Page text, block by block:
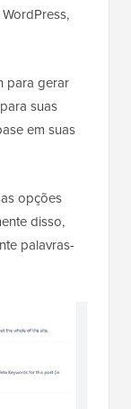
para gerar
suas
em suas
opções
disso,
palavras-